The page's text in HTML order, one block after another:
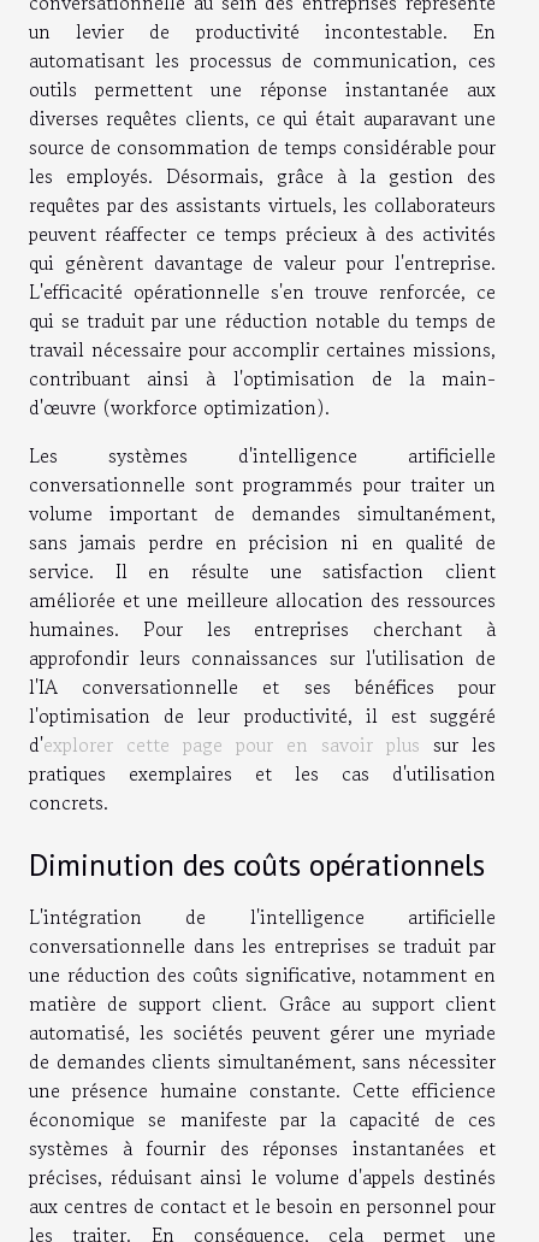
un levier de productivité incontestable. En
automatisant les processus de communication, ces
outils permettent une réponse instantanée aux
diverses requêtes clients, ce qui était auparavant une
source de consommation de temps considérable pour
les employés. Désormais, grâce à la gestion des
requêtes par des assistants virtuels, les collaborateurs
peuvent réaffecter ce temps précieux à des activités
qui génèrent davantage de valeur pour l'entreprise.
L'efficacité opérationnelle s'en trouve renforcée, ce
qui se traduit par une réduction notable du temps de
travail nécessaire pour accomplir certaines missions,
contribuant ainsi à l'optimisation de la main-
d'œuvre (workforce optimization).
Les systèmes d'intelligence artificielle
conversationnelle sont programmés pour traiter un
volume important de demandes simultanément,
sans jamais perdre en précision ni en qualité de
service. Il en résulte une satisfaction client
améliorée et une meilleure allocation des ressources
humaines. Pour les entreprises cherchant à
approfondir leurs connaissances sur l'utilisation de
l'IA conversationnelle et ses bénéfices pour
l'optimisation de leur productivité, il est suggéré
d'explorer cette page pour en savoir plus sur les
pratiques exemplaires et les cas d'utilisation
concrets.
Diminution des coûts opérationnels
L'intégration de l'intelligence artificielle
conversationnelle dans les entreprises se traduit par
une réduction des coûts significative, notamment en
matière de support client. Grâce au support client
automatisé, les sociétés peuvent gérer une myriade
de demandes clients simultanément, sans nécessiter
une présence humaine constante. Cette efficience
économique se manifeste par la capacité de ces
systèmes à fournir des réponses instantanées et
précises, réduisant ainsi le volume d'appels destinés
aux centres de contact et le besoin en personnel pour
les traiter. En conséquence, cela permet une